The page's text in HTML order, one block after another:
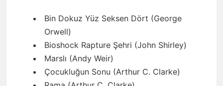
Bin Dokuz Yüz Seksen Dört (George
Orwell)
Bioshock Rapture Şehri (John Shirley)
Marslı (Andy Weir)
Çocukluğun Sonu (Arthur C. Clarke)